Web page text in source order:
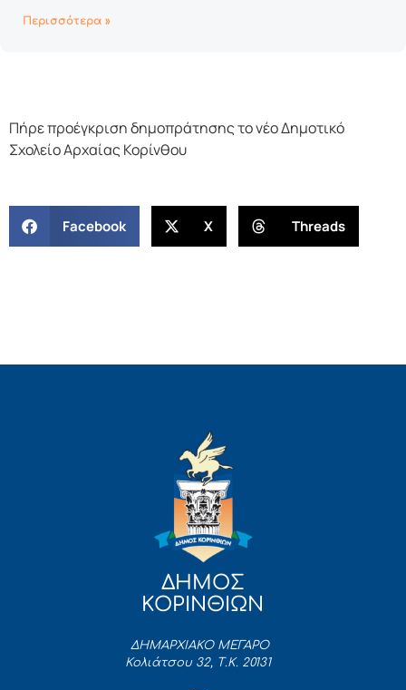
Περισσότερα »
Πήρε προέγκριση δημοπράτησης το νέο Δημοτικό
Σχολείο Αρχαίας Κορίνθου
Facebook X Threads
ΔΗΜΟΣ
ΚΟΡΙΝΘΙΩΝ
ΔΗΜΑΡΧΙΑΚΟ ΜΕΓΑΡΟ
Κολιάτσου 32, Τ.Κ. 20131